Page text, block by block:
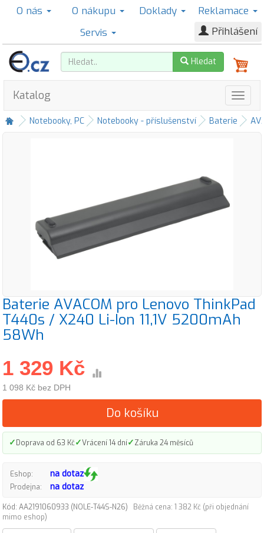
O nás O nákupu Doklady
Reklamace
Servis
Přihlášení
Hledat
Katalog
Notebooky, PC Notebooky - příslušenství Baterie
Baterie AVACOM pro Lenovo ThinkPad
T440s / X240 Li-Ion 11,1V 5200mAh
58Wh
1 329 Kč
1 098 Kč bez DPH
Do košíku
✓Doprava od 63 Kč✓Vrácení 14 dní✓Záruka 24 měsíců
Eshop: na dotaz
Prodejna: na dotaz
Kód: AA2191060933 (NOLE-T44S-N26)
Běžná cena: 1 382 Kč (při objednání
mimo eshop)